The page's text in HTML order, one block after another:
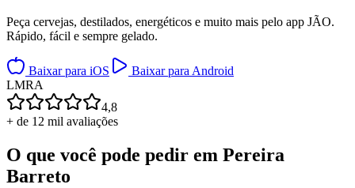
Peça cervejas, destilados, energéticos e muito mais pelo app JÃO.
Rápido, fácil e sempre gelado.
Baixar para iOS
Baixar para Android
LMRA
4,8
+ de 12 mil avaliações
O que você pode pedir em Pereira
Barreto